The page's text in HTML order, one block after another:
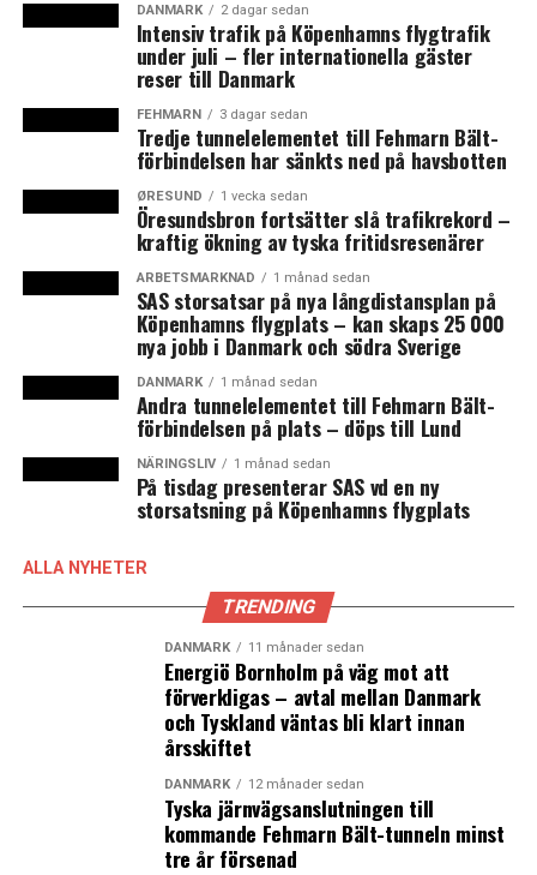
– Vi har tre gånger så stor omsättning som vanligt och
lika många extra passagerare. Våra chaufförer har fått
det jäktigt med att sälja biljetter så det har varit svårt
att hålla tidtabellen, säger Jørgen Andersen som äger
Gråhundbus med åtta dagliga avgångar i varje riktning
på vardagar mellan de två städerna.
Även Swebus med fyra dagliga avgångar i varje riktning
berättar om ett ökat antal resande. Under de två
med 300 procent och flera avgångar har dubblerats med
extra bussar berättar presschefen Christel Grip för
News Øresund.
Jørgen Andersen glädjer sig över att tågstrejken gav
Gråhundbus många nya kunder. För att klara
passagerarökningen har han därför satt in större ledade
bussar.
– Jag hoppas att några av de nya passagerarna blir kvar
Andersen. (News Øresund – Peter Mulvany)
Rekordlön ska locka pedagoger till Köpenhamns utsatta
Dansk ekonomi ökar farten – BNP tillbaka på samma
nivå som före krisen
DANMARK 2 dagar sedan
Intensiv trafik på Köpenhamns flygtrafik
under juli – fler internationella gäster
reser till Danmark
FEHMARN 3 dagar sedan
Tredje tunnelelementet till Fehmarn Bält-
förbindelsen har sänkts ned på havsbotten
ØRESUND 1 vecka sedan
Öresundsbron fortsätter slå trafikrekord –
kraftig ökning av tyska fritidsresenärer
ARBETSMARKNAD 1 månad sedan
SAS storsatsar på nya långdistansplan på
Köpenhamns flygplats – kan skaps 25 000
nya jobb i Danmark och södra Sverige
DANMARK 1 månad sedan
Andra tunnelelementet till Fehmarn Bält-
förbindelsen på plats – döps till Lund
NÄRINGSLIV 1 månad sedan
På tisdag presenterar SAS vd en ny
storsatsning på Köpenhamns flygplats
ALLA NYHETER
TRENDING
DANMARK 11 månader sedan
Energiö Bornholm på väg mot att
förverkligas – avtal mellan Danmark
och Tyskland väntas bli klart innan
årsskiftet
DANMARK 12 månader sedan
Tyska järnvägsanslutningen till
kommande Fehmarn Bält-tunneln minst
tre år försenad